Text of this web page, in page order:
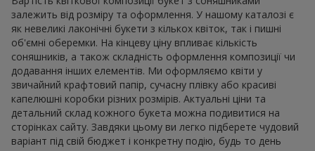
залежить від розміру та оформлення. У нашому каталозі є
як невеликі лаконічні букети з кількох квіток, так і пишні
об'ємні оберемки. На кінцеву ціну впливає кількість
соняшників, а також складність оформлення композиції чи
додавання інших елементів. Ми оформляємо квіти у
звичайний крафтовий папір, сучасну плівку або красиві
капелюшні коробки різних розмірів. Актуальні ціни та
детальний склад кожного букета можна подивитися на
сторінках сайту. Завдяки цьому ви легко підберете чудовий
варіант під свій бюджет і конкретну подію, будь то день